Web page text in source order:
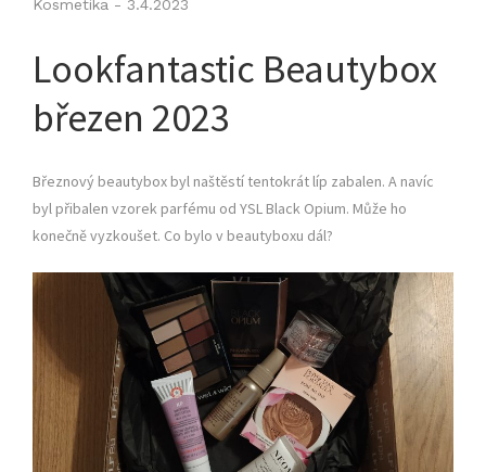
Kosmetika - 3.4.2023
Lookfantastic Beautybox
březen 2023
Březnový beautybox byl naštěstí tentokrát líp zabalen. A navíc
byl přibalen vzorek parfému od YSL Black Opium. Může ho
konečně vyzkoušet. Co bylo v beautyboxu dál?